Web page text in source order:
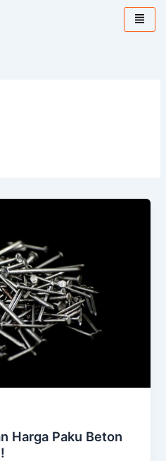
Harga Paku Beton